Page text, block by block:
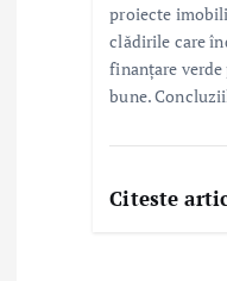
proiecte
clădirile care
finanțare
bune.
Citeste